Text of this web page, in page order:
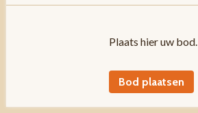
Plaats hier uw bod.
Bod plaatsen